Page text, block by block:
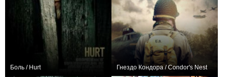
Боль / Hurt Гнездо Кондора / Condor's Nest